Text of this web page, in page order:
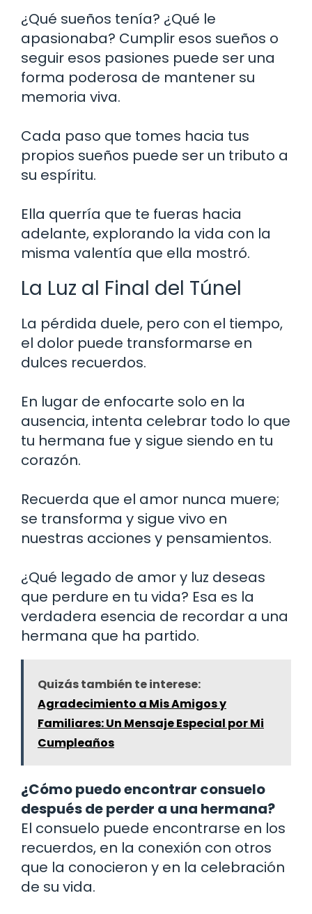
¿Qué sueños tenía? ¿Qué le
apasionaba? Cumplir esos sueños o
seguir esos pasiones puede ser una
forma poderosa de mantener su
memoria viva.
Cada paso que tomes hacia tus
propios sueños puede ser un tributo a
su espíritu.
Ella querría que te fueras hacia
adelante, explorando la vida con la
misma valentía que ella mostró.
La Luz al Final del Túnel
La pérdida duele, pero con el tiempo,
el dolor puede transformarse en
dulces recuerdos.
En lugar de enfocarte solo en la
ausencia, intenta celebrar todo lo que
tu hermana fue y sigue siendo en tu
corazón.
Recuerda que el amor nunca muere;
se transforma y sigue vivo en
nuestras acciones y pensamientos.
¿Qué legado de amor y luz deseas
que perdure en tu vida? Esa es la
verdadera esencia de recordar a una
hermana que ha partido.
Quizás también te interese:
Agradecimiento a Mis Amigos y
Familiares: Un Mensaje Especial por Mi
Cumpleaños
¿Cómo puedo encontrar consuelo
después de perder a una hermana?
El consuelo puede encontrarse en los
recuerdos, en la conexión con otros
que la conocieron y en la celebración
de su vida.